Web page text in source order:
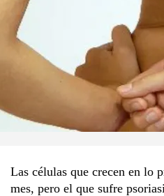
Las células que crecen en lo
mes, pero el que sufre